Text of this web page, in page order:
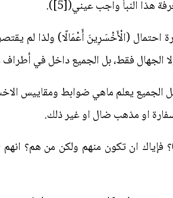
هذا النبأ واجب عيني([5]).
(الْأَخْسَرِينَ أَعْمَالًا) ولذا لم يقتصر
الجهال فقط، بل الجميع داخل في
يعلم ماهي ضوابط ومقاييس
او مذهب ضال او غير ذلك.
فإياك ان تكون منهم ولكن من هم؟